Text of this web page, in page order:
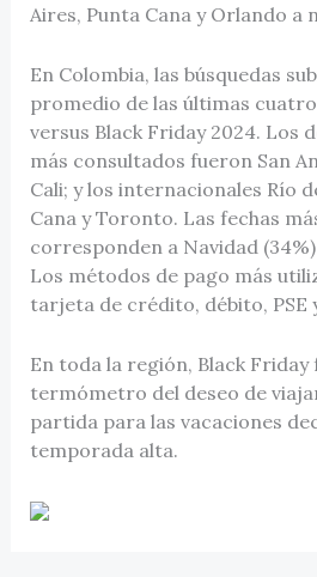
Aires, Punta Cana y Orlando a
En Colombia, las búsquedas
promedio de las últimas cuatro
versus Black Friday 2024. Los
más consultados fueron San
Cali; y los internacionales Río
Cana y Toronto. Las fechas
corresponden a Navidad
Los métodos de pago más
tarjeta de crédito, débito, PSE
En toda la región, Black
termómetro del deseo de
partida para las vacaciones
temporada alta.